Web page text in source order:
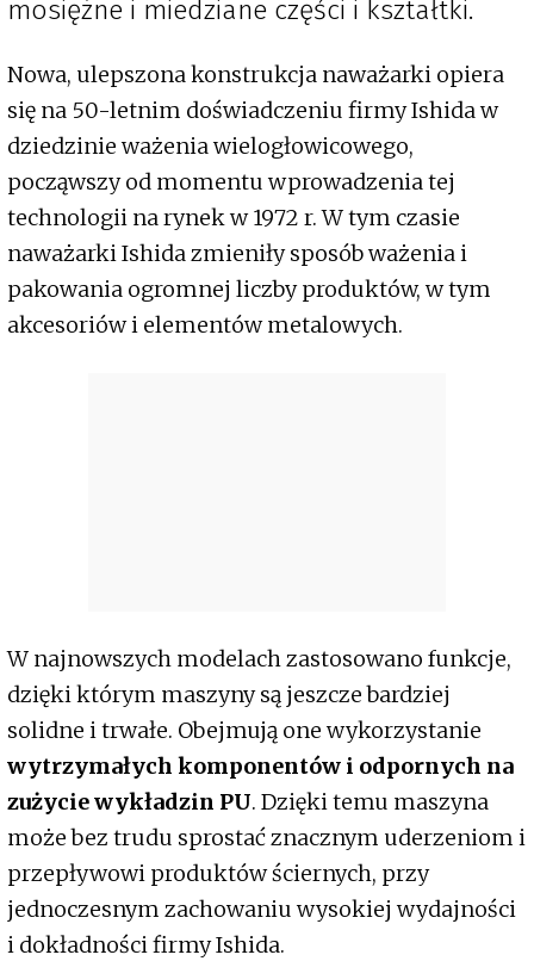
mosiężne i miedziane części i kształtki.
Nowa, ulepszona konstrukcja naważarki opiera
się na 50-letnim doświadczeniu firmy Ishida w
dziedzinie ważenia wielogłowicowego,
począwszy od momentu wprowadzenia tej
technologii na rynek w 1972 r. W tym czasie
naważarki Ishida zmieniły sposób ważenia i
pakowania ogromnej liczby produktów, w tym
akcesoriów i elementów metalowych.
W najnowszych modelach zastosowano funkcje,
dzięki którym maszyny są jeszcze bardziej
solidne i trwałe. Obejmują one wykorzystanie
wytrzymałych komponentów i odpornych na
zużycie wykładzin PU. Dzięki temu maszyna
może bez trudu sprostać znacznym uderzeniom i
przepływowi produktów ściernych, przy
jednoczesnym zachowaniu wysokiej wydajności
i dokładności firmy Ishida.